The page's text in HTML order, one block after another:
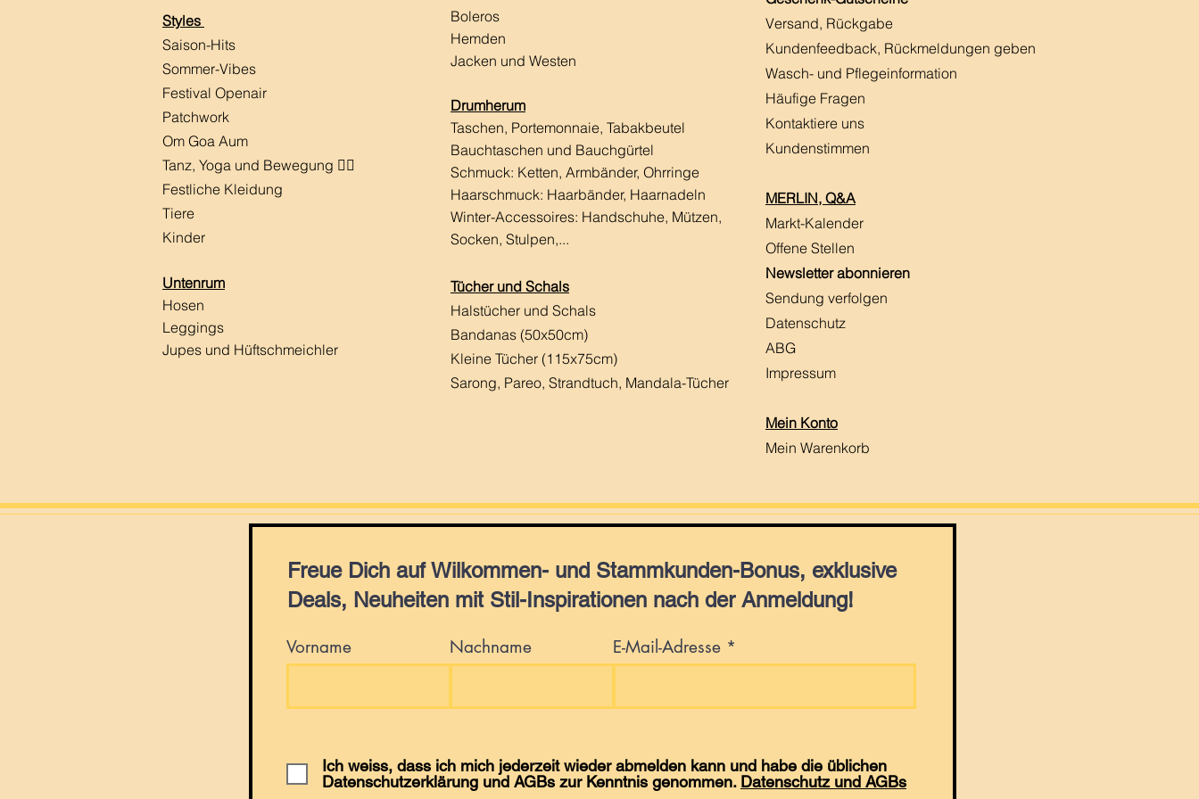
Styles
Saison-Hits
​Sommer-Vibes
Festival Openair
Patchwork
Om Goa Aum
Tanz, Yoga und Bewegung 🧘‍♀️
Festliche Kleidung
Tiere
Kinder
Untenrum
Hosen
Leggings
Jupes und Hüftschmeichler
Boleros
Hemden
Jacken und Westen
Drumherum
Taschen, Portemonnaie, Tabakbeutel
Bauchtaschen und Bauchgürtel
Schmuck: Ketten, Armbänder, Ohrringe
Haarschmuck: Haarbänder, Haarnadeln
Winter-Accessoires: Handschuhe, Mützen,
Socken, Stulpen,...
Tücher und Schals
Halstücher und Schals
Bandanas (50x50cm)
Kleine Tücher (115x75cm)
Sarong, Pareo, Strandtuch, Mandala-Tücher
Versand, Rückgabe
Kundenfeedback, Rückmeldungen ​ geben
Wasch- und Pflegeinformation
Häufige Fragen
Kontaktiere uns
Kundenstimmen
MERLIN, Q&A
Markt-Kalender
Offene Stellen
Newsletter abonnieren
Sendung verfolgen
Datenschutz
ABG
Impressum
Mein Konto
Mein Warenkorb
Freue Dich auf Wilkommen- und Stammkunden-Bonus, exklusive
Deals, Neuheiten mit Stil-Inspirationen nach der Anmeldung!
Vorname Nachname E-Mail-Adresse
Ich weiss, dass ich mich jederzeit wieder abmelden kann und habe die üblichen
Datenschutzerklärung und AGBs zur Kenntnis genommen. Datenschutz und AGBs